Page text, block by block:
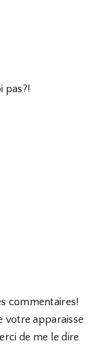
pas?!
commentaires!
votre apparaisse
de me le dire